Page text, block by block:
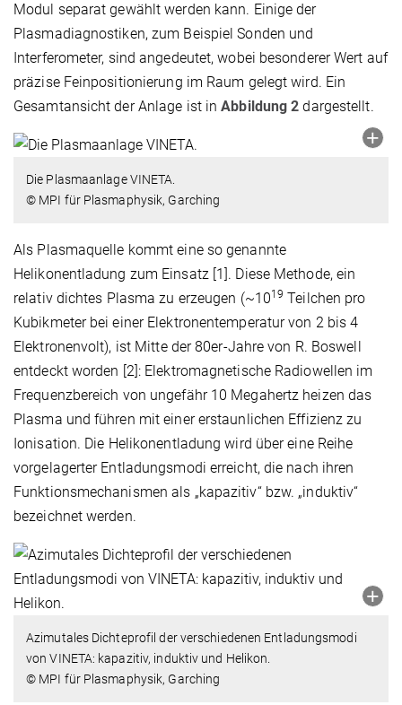
Modul separat gewählt werden kann. Einige der
Plasmadiagnostiken, zum Beispiel Sonden und
Interferometer, sind angedeutet, wobei besonderer Wert auf
präzise Feinpositionierung im Raum gelegt wird. Ein
Gesamtansicht der Anlage ist inAbbildung 2 dargestellt.
Die Plasmaanlage VINETA.
© MPI für Plasmaphysik, Garching
Als Plasmaquelle kommt eine so genannte
Helikonentladung zum Einsatz [1]. Diese Methode, ein
relativ dichtes Plasma zu erzeugen (~1019 Teilchen pro
Kubikmeter bei einer Elektronentemperatur von 2 bis 4
Elektronenvolt), ist Mitte der 80er-Jahre von R. Boswell
entdeckt worden [2]: Elektromagnetische Radiowellen im
Frequenzbereich von ungefähr 10 Megahertz heizen das
Plasma und führen mit einer erstaunlichen Effizienz zu
Ionisation. Die Helikonentladung wird über eine Reihe
vorgelagerter Entladungsmodi erreicht, die nach ihren
Funktionsmechanismen als „kapazitiv“ bzw. „induktiv“
bezeichnet werden.
Azimutales Dichteprofil der verschiedenen Entladungsmodi
von VINETA: kapazitiv, induktiv und Helikon.
© MPI für Plasmaphysik, Garching